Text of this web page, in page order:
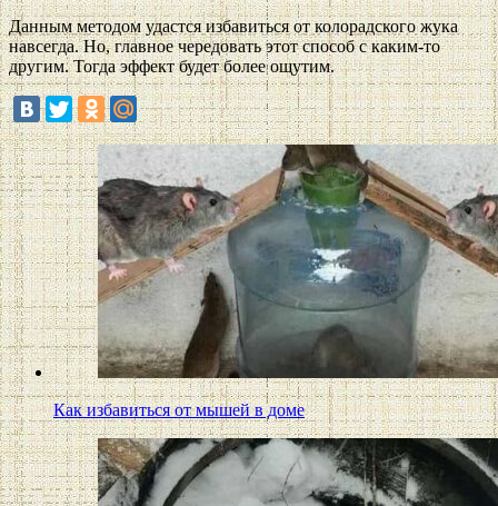
Данным методом удастся избавиться от колорадского жука
навсегда. Но, главное чередовать этот способ с каким-то
другим. Тогда эффект будет более ощутим.
Как избавиться от мышей в доме